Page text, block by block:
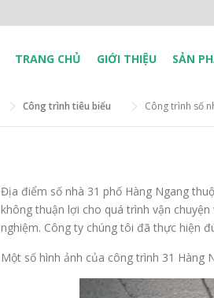
TRANG CHỦ GIỚI THIỆU SẢN
> Công trình tiêu biểu > Công trình số
Địa điểm số nhà 31 phố Hàng Ngang
không thuận lợi cho quá trình vận
nghiệm. Công ty chúng tôi đã thực hiện
Một số hình ảnh của công trình 31 Hàng